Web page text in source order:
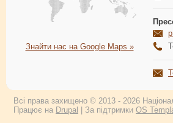
Знайти нас на Google Maps »
Всі права захищено © 2013 - 2026
Працює на Drupal | За підтримки OS